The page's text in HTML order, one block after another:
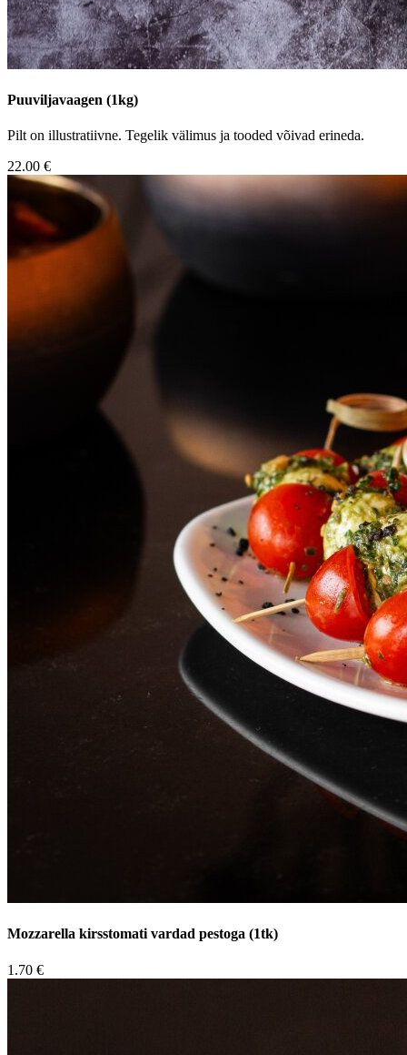
Puuviljavaagen (1kg)
Pilt on illustratiivne. Tegelik välimus ja tooded võivad erineda.
22.00 €
Mozzarella kirsstomati vardad pestoga (1tk)
1.70 €